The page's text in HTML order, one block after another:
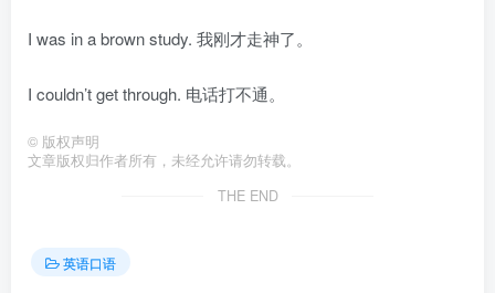
I was in a brown study. 我刚才走神了。
I couldn’t get through. 电话打不通。
© 版权声明
文章版权归作者所有，未经允许请勿转载。
THE END
英语口语